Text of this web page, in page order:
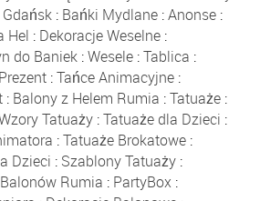
Gdańsk: Bańki Mydlane:Anonse:
Hel : Dekoracje Weselne :
do Baniek:Wesele:Tablica :
:Tańce Animacyjne :
: Balony z Helem Rumia :Tatuaże:
Tatuaży:Tatuaże dla Dzieci :
:Tatuaże Brokatowe:
Dzieci : Szablony Tatuaży :
Rumia : PartyBox: